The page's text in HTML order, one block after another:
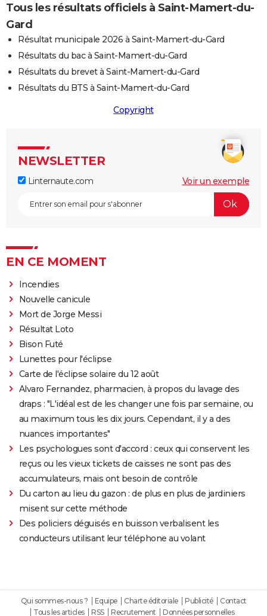
Tous les résultats officiels à Saint-Mamert-du-
Gard
Résultat municipale 2026 à Saint-Mamert-du-Gard
Résultats du bac à Saint-Mamert-du-Gard
Résultats du brevet à Saint-Mamert-du-Gard
Résultats du BTS à Saint-Mamert-du-Gard
Copyright
NEWSLETTER
Linternaute.com Voir un exemple
EN CE MOMENT
Incendies
Nouvelle canicule
Mort de Jorge Messi
Résultat Loto
Bison Futé
Lunettes pour l'éclipse
Carte de l'éclipse solaire du 12 août
Alvaro Fernandez, pharmacien, à propos du lavage des
draps : "L'idéal est de les changer une fois par semaine, ou
au maximum tous les dix jours. Cependant, il y a des
nuances importantes"
Les psychologues sont d'accord : ceux qui conservent les
reçus ou les vieux tickets de caisses ne sont pas des
accumulateurs, mais ont besoin de contrôle
Du carton au lieu du gazon : de plus en plus de jardiniers
misent sur cette méthode
Des policiers déguisés en buisson verbalisent les
conducteurs utilisant leur téléphone au volant
Qui sommes-nous ? Equipe Charte éditoriale Publicité
Contact
Tous les articles
RSS Recrutement Données personnelles